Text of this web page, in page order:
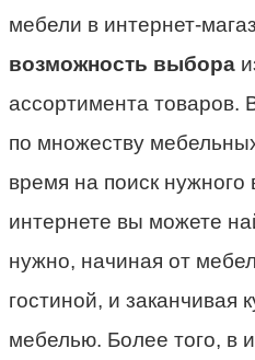
мебели в интернет-
возможность выбора
ассортимента товаров.
по множеству
время на поиск
интернете вы можете
нужно, начиная от
гостиной, и заканчивая
мебелью. Более того, в